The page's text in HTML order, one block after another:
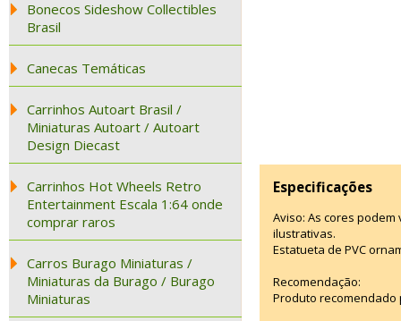
Bonecos Sideshow Collectibles
Brasil
Canecas Temáticas
Carrinhos Autoart Brasil /
Miniaturas Autoart / Autoart
Design Diecast
Carrinhos Hot Wheels Retro
Entertainment Escala 1:64 onde
comprar raros
Carros Burago Miniaturas /
Miniaturas da Burago / Burago
Miniaturas
Especificações
Aviso: As cores
ilustrativas.
Estatueta de PVC
Recomendação:
Produto recomendado